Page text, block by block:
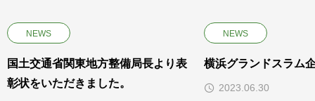
NEWS
国土交通省関東地方整備局長より表
彰状をいただきました。
NEWS
横浜グランドスラム
2023.06.30